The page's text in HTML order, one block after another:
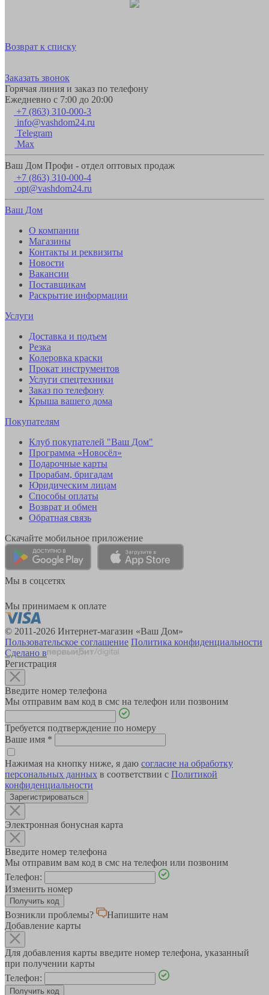
Возврат к списку
Заказать звонок
Горячая линия и заказ по телефону
Ежедневно с 7:00 до 20:00
+7 (863) 310-000-3
info@vashdom24.ru
Telegram
Max
Ваш Дом Профи - отдел оптовых продаж
+7 (863) 310-000-4
opt@vashdom24.ru
Ваш Дом
О компании
Магазины
Контакты и реквизиты
Новости
Вакансии
Поставщикам
Раскрытие информации
Услуги
Доставка и подъем
Резка
Колеровка краски
Прокат инструментов
Услуги спецтехники
Заказ по телефону
Крыша вашего дома
Покупателям
Клуб покупателей "Ваш Дом"
Программа «Новосёл»
Подарочные карты
Прорабам, бригадам
Юридическим лицам
Способы оплаты
Возврат и обмен
Обратная связь
Скачайте мобильное приложение
Мы в соцсетях
Мы принимаем к оплате
© 2011-2026 Интернет-магазин «Ваш Дом»
Пользовательское соглашение Политика конфиденциальности
Сделано в
Регистрация
Введите номер телефона
Мы отправим вам код в смс на телефон или позвоним
Требуется подтверждение по номеру
Ваше имя *
Нажимая на кнопку ниже, я даю согласие на обработку
персональных данных в соответствии с Политикой
конфиденциальности
Зарегистрироваться
Электронная бонусная карта
Введите номер телефона
Мы отправим вам код в смс на телефон или позвоним
Телефон:
Изменить номер
Возникли проблемы?
Напишите нам
Добавление карты
Для добавления карты введите номер телефона, указанный
при получении карты
Телефон: